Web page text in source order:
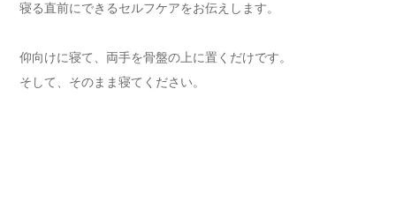
寝る直前にできるセルフケアをお伝えします。
仰向けに寝て、両手を骨盤の上に置くだけです。
そして、そのまま寝てください。